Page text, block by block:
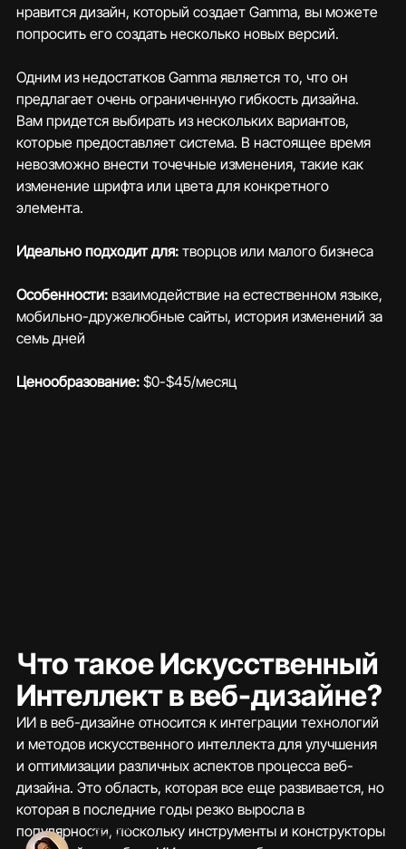
нравится дизайн, который создает Gamma, вы можете
попросить его создать несколько новых версий.
Одним из недостатков Gamma является то, что он
предлагает очень ограниченную гибкость дизайна.
Вам придется выбирать из нескольких вариантов,
которые предоставляет система. В настоящее время
невозможно внести точечные изменения, такие как
изменение шрифта или цвета для конкретного
элемента.
Идеально подходит для: творцов или малого бизнеса
Особенности: взаимодействие на естественном языке,
мобильно-дружелюбные сайты, история изменений за
семь дней
Ценообразование: $0-$45/месяц
Что такое Искусственный
Интеллект в веб-дизайне?
ИИ в веб-дизайне относится к интеграции технологий
и методов искусственного интеллекта для улучшения
и оптимизации различных аспектов процесса веб-
дизайна. Это область, которая все еще развивается, но
которая в последние годы резко выросла в
популярности, поскольку инструменты и конструкторы
У вас есть вопрос?
Связаться с нами